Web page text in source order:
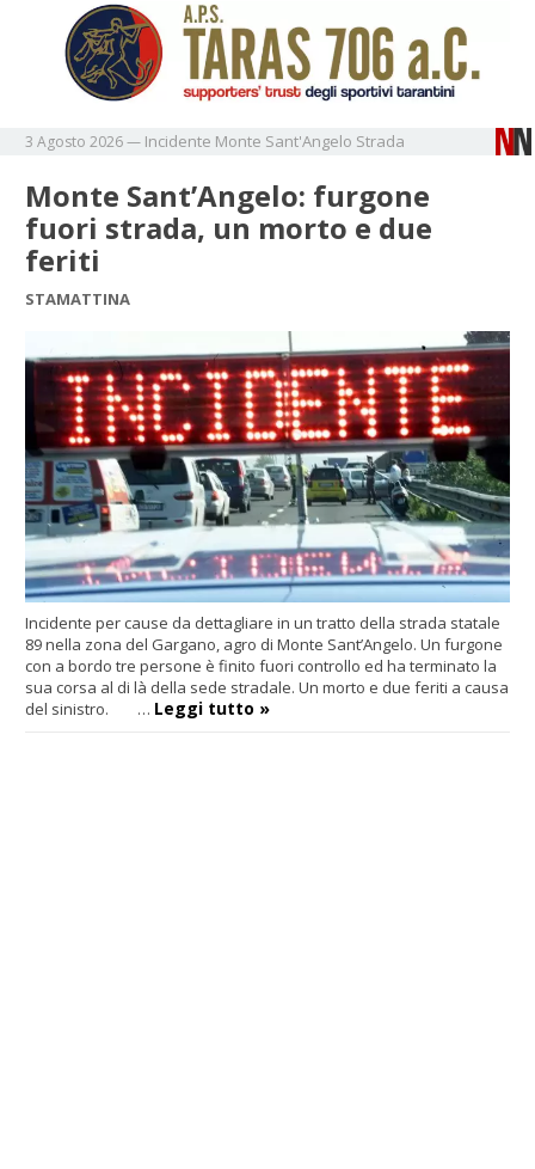
3 Agosto 2026— Incidente Monte Sant'Angelo Strada
Monte Sant’Angelo: furgone
fuori strada, un morto e due
feriti
STAMATTINA
Incidente per cause da dettagliare in un tratto della strada statale
89 nella zona del Gargano, agro di Monte Sant’Angelo. Un furgone
con a bordo tre persone è finito fuori controllo ed ha terminato la
sua corsa al di là della sede stradale. Un morto e due feriti a causa
del sinistro. … Leggi tutto »